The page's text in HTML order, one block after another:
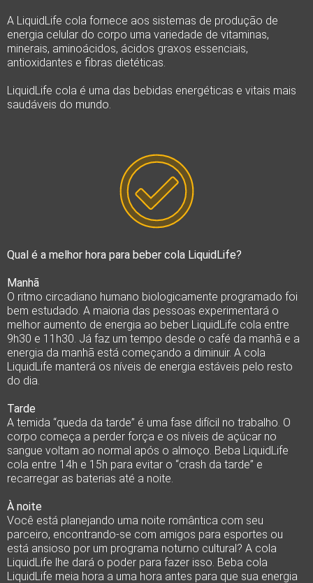
A LiquidLife cola fornece aos sistemas de produção de
energia celular do corpo uma variedade de vitaminas,
minerais, aminoácidos, ácidos graxos essenciais,
antioxidantes e fibras dietéticas.
LiquidLife cola é uma das bebidas energéticas e vitais mais
saudáveis do mundo.
Qual é a melhor hora para beber cola LiquidLife?
Manhã
O ritmo circadiano humano biologicamente programado foi
bem estudado. A maioria das pessoas experimentará o
melhor aumento de energia ao beber LiquidLife cola entre
9h30 e 11h30. Já faz um tempo desde o café da manhã e a
energia da manhã está começando a diminuir. A cola
LiquidLife manterá os níveis de energia estáveis pelo resto
do dia.
Tarde
A temida “queda da tarde” é uma fase difícil no trabalho. O
corpo começa a perder força e os níveis de açúcar no
sangue voltam ao normal após o almoço. Beba LiquidLife
cola entre 14h e 15h para evitar o “crash da tarde” e
recarregar as baterias até a noite.
À noite
Você está planejando uma noite romântica com seu
parceiro, encontrando-se com amigos para esportes ou
está ansioso por um programa noturno cultural? A cola
LiquidLife lhe dará o poder para fazer isso. Beba cola
LiquidLife meia hora a uma hora antes para que sua energia